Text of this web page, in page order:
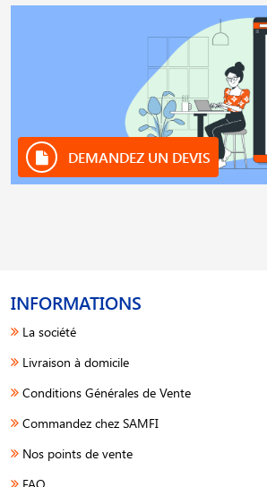
DEMANDEZ UN DEVIS
INFORMATIONS
La société
Livraison à domicile
Conditions Générales de Vente
Commandez chez SAMFI
Nos points de vente